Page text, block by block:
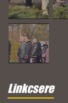
Linkcsere